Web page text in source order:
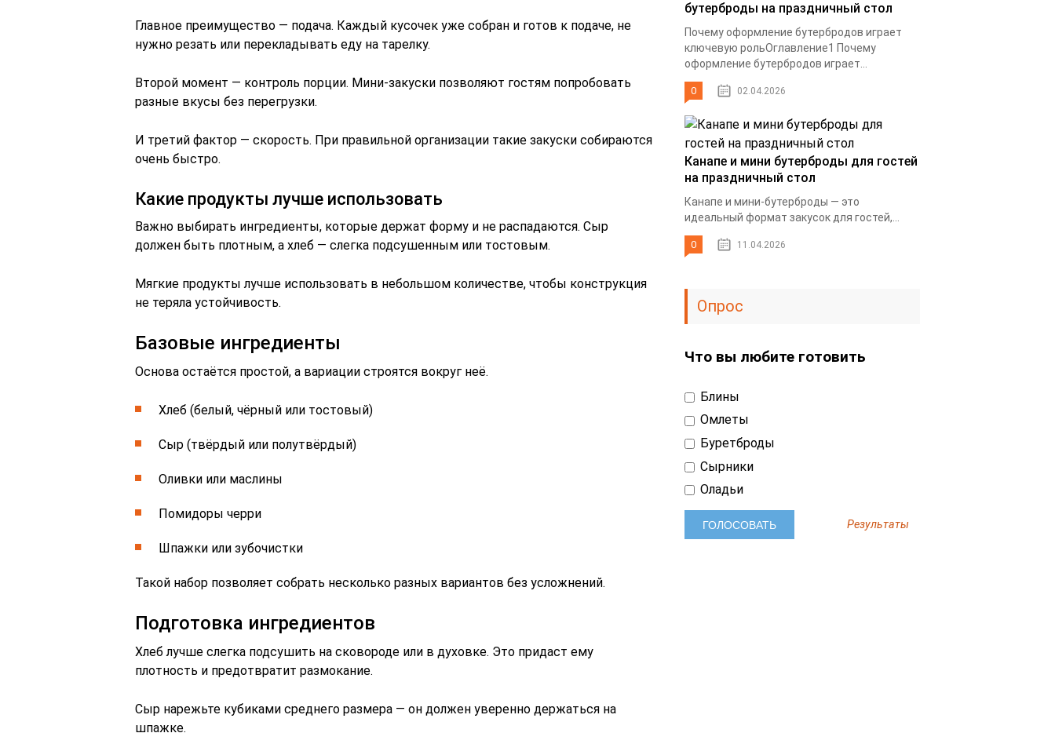
Главное преимущество — подача. Каждый кусочек уже собран и готов к подаче, не
нужно резать или перекладывать еду на тарелку.
Второй момент — контроль порции. Мини-закуски позволяют гостям попробовать
разные вкусы без перегрузки.
И третий фактор — скорость. При правильной организации такие закуски собираются
очень быстро.
Какие продукты лучше использовать
Важно выбирать ингредиенты, которые держат форму и не распадаются. Сыр
должен быть плотным, а хлеб — слегка подсушенным или тостовым.
Мягкие продукты лучше использовать в небольшом количестве, чтобы конструкция
не теряла устойчивость.
Базовые ингредиенты
Основа остаётся простой, а вариации строятся вокруг неё.
Хлеб (белый, чёрный или тостовый)
Сыр (твёрдый или полутвёрдый)
Оливки или маслины
Помидоры черри
Шпажки или зубочистки
Такой набор позволяет собрать несколько разных вариантов без усложнений.
Подготовка ингредиентов
Хлеб лучше слегка подсушить на сковороде или в духовке. Это придаст ему
плотность и предотвратит размокание.
Сыр нарежьте кубиками среднего размера — он должен уверенно держаться на
шпажке.
бутерброды на праздничный стол
Почему оформление бутербродов играет
ключевую рольОглавление1 Почему
оформление бутербродов играет...
0 02.04.2026
Канапе и мини бутерброды для гостей
на праздничный стол
Канапе и мини-бутерброды — это
идеальный формат закусок для гостей,...
0 11.04.2026
Опрос
Что вы любите готовить
Блины
Омлеты
Буретброды
Сырники
Оладьи
Результаты